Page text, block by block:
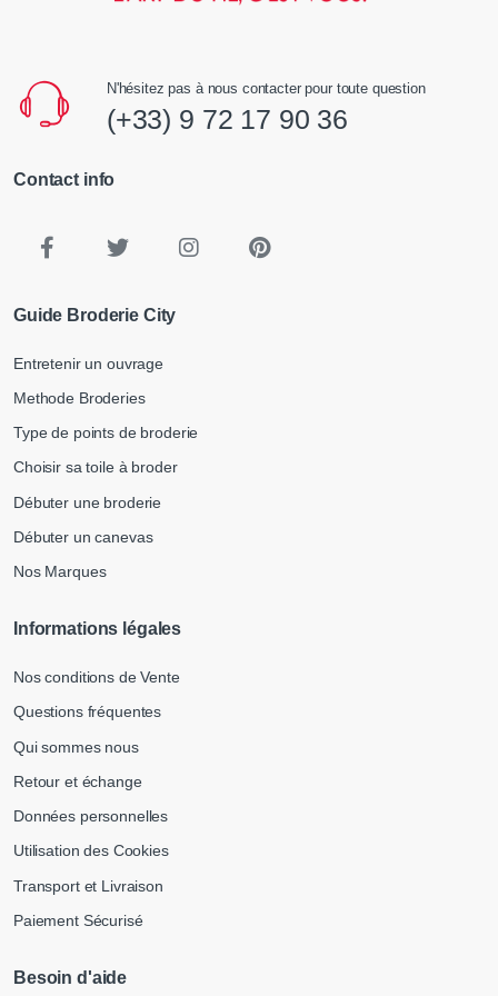
N'hésitez pas à nous contacter pour toute question
(+33) 9 72 17 90 36
Contact info
Guide Broderie City
Entretenir un ouvrage
Methode Broderies
Type de points de broderie
Choisir sa toile à broder
Débuter une broderie
Débuter un canevas
Nos Marques
Informations légales
Nos conditions de Vente
Questions fréquentes
Qui sommes nous
Retour et échange
Données personnelles
Utilisation des Cookies
Transport et Livraison
Paiement Sécurisé
Besoin d'aide